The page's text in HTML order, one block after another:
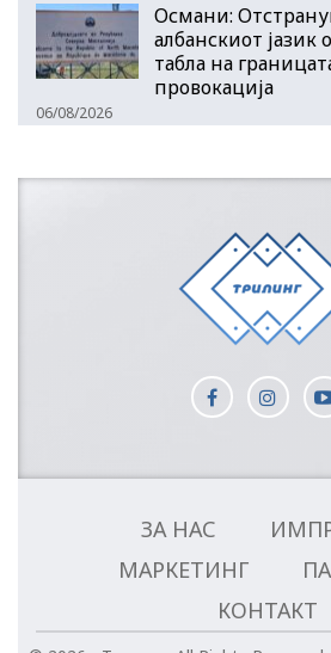
Османи:
албанскиот јазик
табла на
провокација
06/08/2026
ЗА НАС
МАРКЕТИНГ
КОНТАКТ